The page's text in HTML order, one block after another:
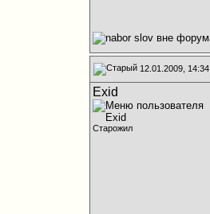
12.01.2009, 14:34
Exid
Старожил